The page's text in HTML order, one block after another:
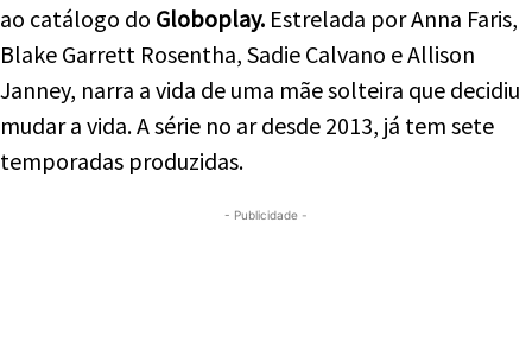
ao catálogo do Globoplay. Estrelada por Anna Faris,
Blake Garrett Rosentha, Sadie Calvano e Allison
Janney, narra a vida de uma mãe solteira que decidiu
mudar a vida. A série no ar desde 2013, já tem sete
temporadas produzidas.
- Publicidade -